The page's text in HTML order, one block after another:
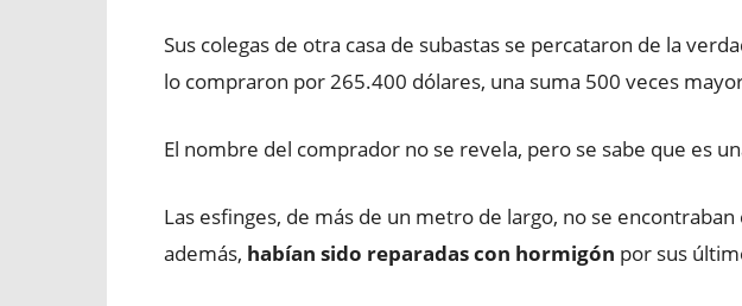
Sus colegas de otra casa de subastas se percataron de la
lo compraron por 265.400 dólares, una suma 500 veces
El nombre del comprador no se revela, pero se sabe que es
Las esfinges, de más de un metro de largo, no se encontraban
además, habían sido reparadas con hormigón por sus